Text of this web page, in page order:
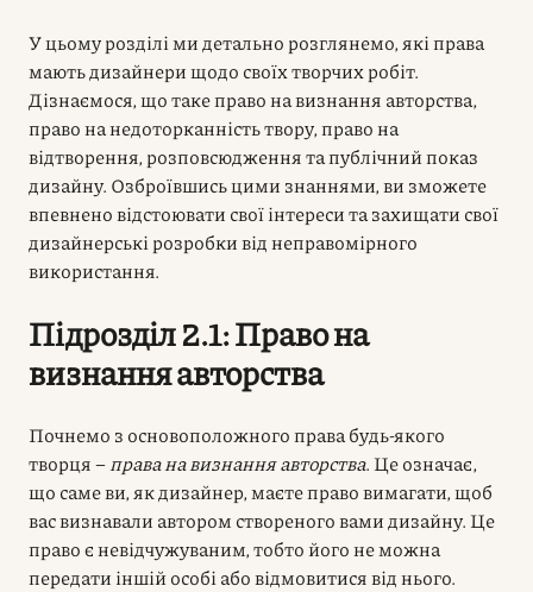
У цьому розділі ми детально розглянемо, які права
мають дизайнери щодо своїх творчих робіт.
Дізнаємося, що таке право на визнання авторства,
право на недоторканність твору, право на
відтворення, розповсюдження та публічний показ
дизайну. Озброївшись цими знаннями, ви зможете
впевнено відстоювати свої інтереси та захищати свої
дизайнерські розробки від неправомірного
використання.
Підрозділ 2.1: Право на
визнання авторства
Почнемо з основоположного права будь-якого
творця – права на визнання авторства. Це означає,
що саме ви, як дизайнер, маєте право вимагати, щоб
вас визнавали автором створеного вами дизайну. Це
право є невідчужуваним, тобто його не можна
передати іншій особі або відмовитися від нього.